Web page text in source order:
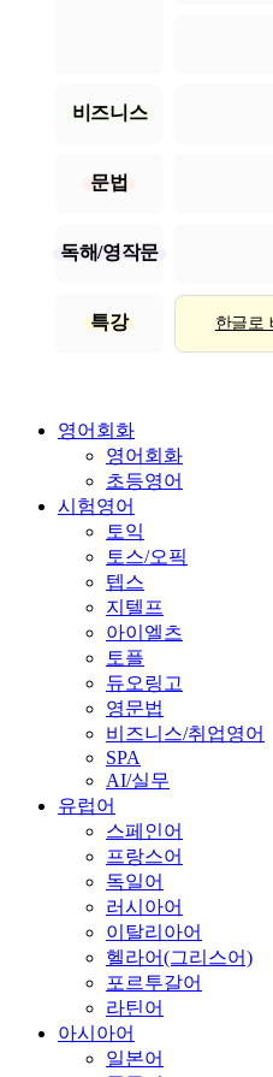
비즈니스
문법
독해/영작문
특강 한글로
영어회화
영어회화
초등영어
시험영어
토익
토스/오픽
텝스
지텔프
아이엘츠
토플
듀오링고
영문법
비즈니스/취업영어
SPA
AI/실무
유럽어
스페인어
프랑스어
독일어
러시아어
이탈리아어
헬라어(그리스어)
포르투갈어
라틴어
아시아어
일본어